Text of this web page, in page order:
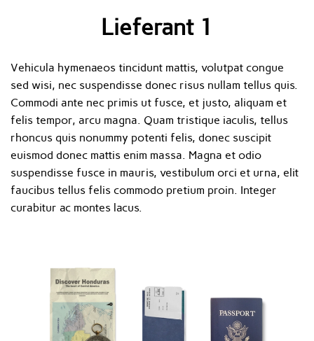
Lieferant 1
Vehicula hymenaeos tincidunt mattis, volutpat congue
sed wisi, nec suspendisse donec risus nullam tellus quis.
Commodi ante nec primis ut fusce, et justo, aliquam et
felis tempor, arcu magna. Quam tristique iaculis, tellus
rhoncus quis nonummy potenti felis, donec suscipit
euismod donec mattis enim massa. Magna et odio
suspendisse fusce in mauris, vestibulum orci et urna, elit
faucibus tellus felis commodo pretium proin. Integer
curabitur ac montes lacus.